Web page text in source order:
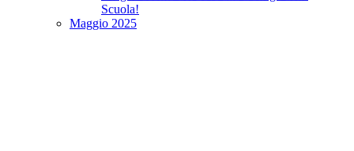
Scuola!
Maggio 2025